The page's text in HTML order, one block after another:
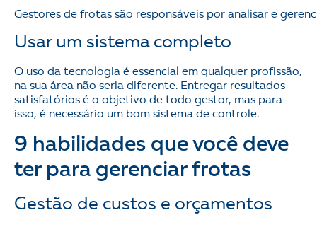
Gestores de frotas são responsáveis por analisar e
Usar um sistema completo
O uso da tecnologia é essencial em qualquer profissão,
na sua área não seria diferente. Entregar resultados
satisfatórios é o objetivo de todo gestor, mas para
isso, é necessário um bom sistema de controle.
9 habilidades que você deve
ter para gerenciar frotas
Gestão de custos e orçamentos